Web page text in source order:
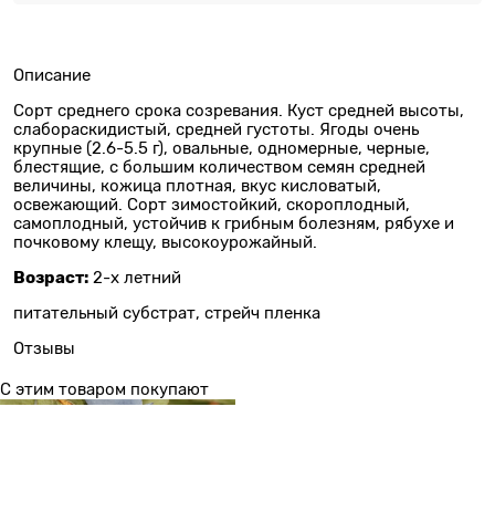
Описание
Сорт среднего срока созревания. Куст средней высоты,
слабораскидистый, средней густоты. Ягоды очень
крупные (2.6-5.5 г), овальные, одномерные, черные,
блестящие, с большим количеством семян средней
величины, кожица плотная, вкус кисловатый,
освежающий. Сорт зимостойкий, скороплодный,
самоплодный, устойчив к грибным болезням, рябухе и
почковому клещу, высокоурожайный.
Возраст: 2-х летний
питательный субстрат, стрейч пленка
Отзывы
С этим товаром покупают